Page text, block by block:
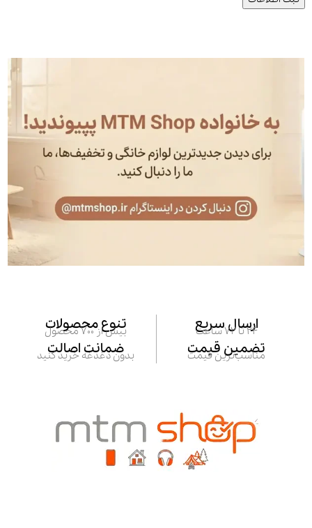
ارسال سریع
24 تا 72 ساعت تنوع محصولات
بیش از 700 محصول
تضمین قیمت
مناسب‌ترین قیمت ضمانت اصالت
بدون دغدغه خرید کنید